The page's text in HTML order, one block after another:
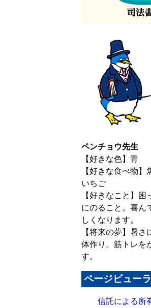
ペンチョウ先生
【好きな色】青
【好きな食べ物】
いちご
【好きなこと】
にのること。喜ん
しくなります。
【将来の夢】暑
体作り。筋トレを
す。
ページビュー
信託による所